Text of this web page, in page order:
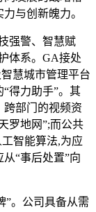
与创新魄力。
强警、智慧赋
体系。GA接处
慧城市管理平台
得力助手”。其
跨部门的视频资
罗地网”;而公共
智能算法,为应
“事后处置”向
”。公司具备从需